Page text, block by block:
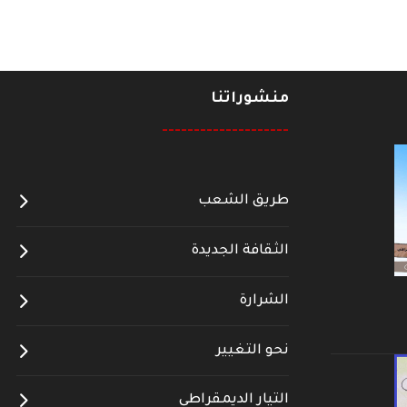
منشوراتنا
--------------------
طريق الشعب
الثقافة الجديدة
الشرارة
نحو التغيير
التيار الديمقراطي